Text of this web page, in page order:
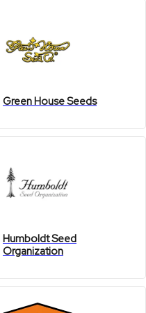
Green House Seeds
Humboldt Seed
Organization